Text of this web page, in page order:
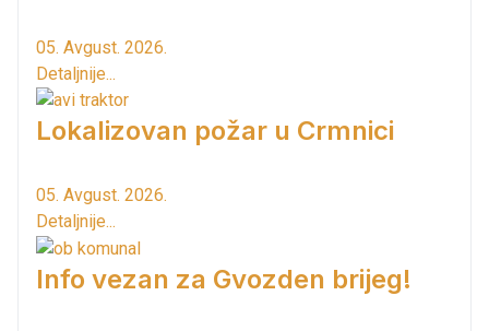
05. Avgust. 2026.
Detaljnije...
Lokalizovan požar u Crmnici
05. Avgust. 2026.
Detaljnije...
Info vezan za Gvozden brijeg!